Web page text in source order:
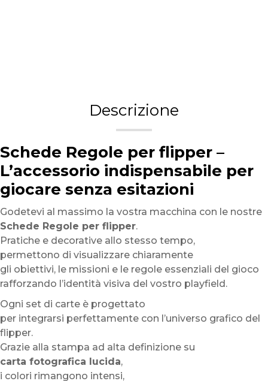
Descrizione
Schede Regole per flipper –
L’accessorio indispensabile per
giocare senza esitazioni
Godetevi al massimo la vostra macchina con le nostre
Schede Regole per flipper.
Pratiche e decorative allo stesso tempo,
permettono di visualizzare chiaramente
gli obiettivi, le missioni e le regole essenziali del gioco
rafforzando l’identità visiva del vostro playfield.
Ogni set di carte è progettato
per integrarsi perfettamente con l’universo grafico del
flipper.
Grazie alla stampa ad alta definizione su
carta fotografica lucida,
i colori rimangono intensi,